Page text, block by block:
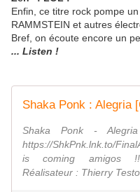
Enfin, ce titre rock pompe
RAMMSTEIN et autres
Bref, on écoute encore un
... Listen !
Shaka Ponk : Alegria
Shaka Ponk -
https://ShkPnk.lnk.to/
is coming amigos !!
Réalisateur : Thierry